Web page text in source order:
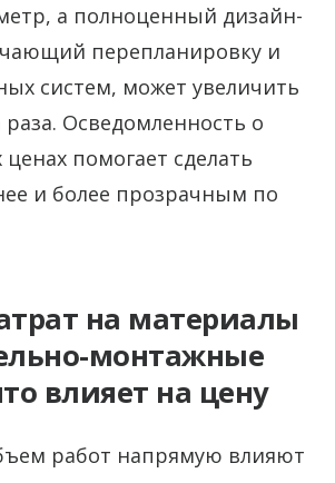
а полноценный дизайн-
перепланировку и
систем, может увеличить
Осведомленность о
помогает сделать
и более прозрачным по
на материалы
монтажные
влияет на цену
работ напрямую влияют